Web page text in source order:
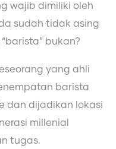
wajib dimiliki oleh
sudah tidak asing
bukan?
yang ahli
barista
dan dijadikan lokasi
millenial
tugas.